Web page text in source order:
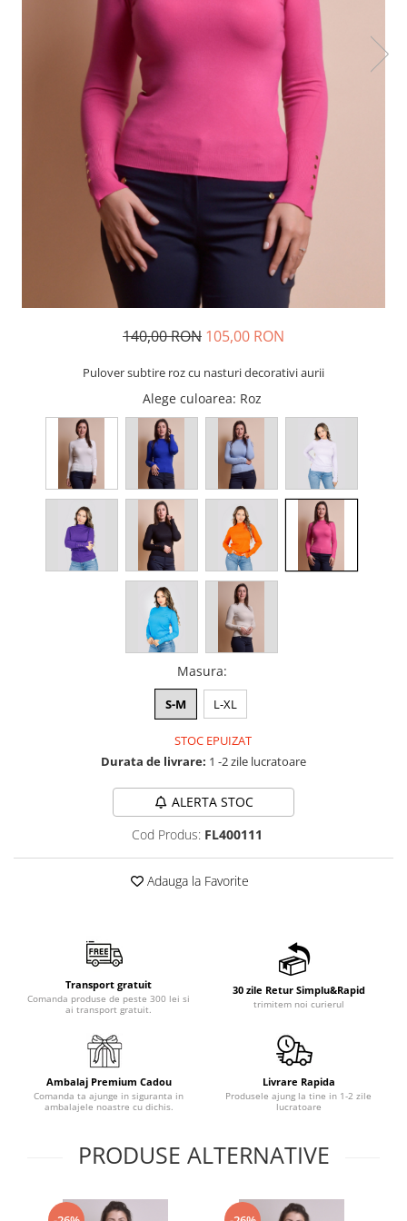
140,00 RON 105,00 RON
Pulover subtire roz cu nasturi decorativi aurii
Alege culoarea: Roz
Masura:
S-M L-XL
STOC EPUIZAT
Durata de livrare: 1 -2 zile lucratoare
ALERTA STOC
Cod Produs: FL400111
Adauga la Favorite
Transport gratuit
Comanda produse de peste 300 lei si
ai transport gratuit.
30 zile Retur Simplu&Rapid
trimitem noi curierul
Ambalaj Premium Cadou
Comanda ta ajunge in siguranta in
ambalajele noastre cu dichis.
Livrare Rapida
Produsele ajung la tine in 1-2 zile
lucratoare
PRODUSE ALTERNATIVE